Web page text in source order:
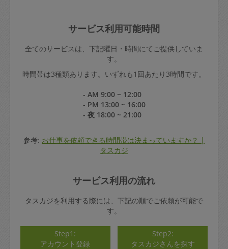
サービス利用可能時間
全てのサービスは、下記曜日・時間にてご提供していま
す。
時間帯は3種類あります。いずれも1回あたり3時間です。
- AM 9:00 ~ 12:00
- PM 13:00 ~ 16:00
- 夜 18:00 ~ 21:00
参考: お仕事を依頼できる時間帯は決まっていますか？ |
タスカジ
サービス利用の流れ
タスカジを利用する際には、下記の順でご依頼が可能で
す。
Step1:
アカウント登録
Step2:
タスカジさんを探す